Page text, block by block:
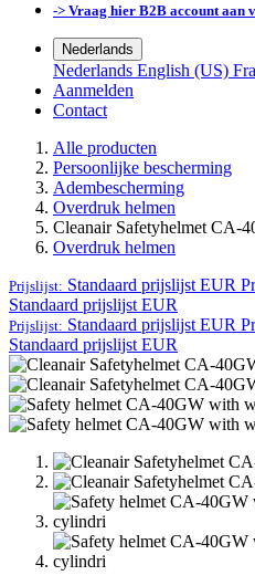
-> Vraag hier B2B account aan
Nederlands
Nederlands English (US)
Aanmelden
Contact
Alle producten
Persoonlijke bescherming
Adembescherming
Overdruk helmen
Cleanair Safetyhelmet CA-
Overdruk helmen
Prijslijst: Standaard prijslijst EUR
Standaard prijslijst EUR
Prijslijst: Standaard prijslijst EUR
Standaard prijslijst EUR